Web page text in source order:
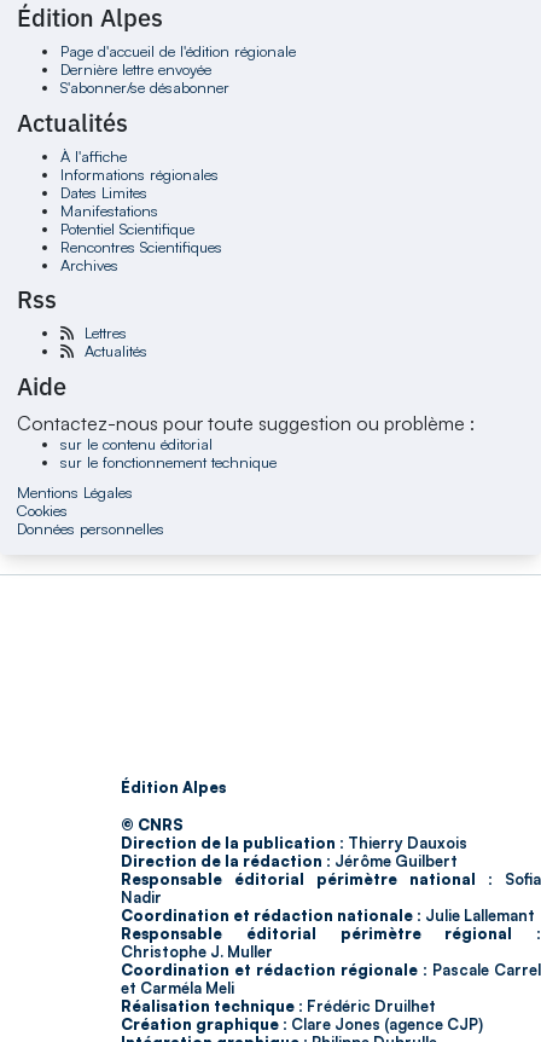
Édition Alpes
Page d'accueil de l'édition régionale
Dernière lettre envoyée
S'abonner/se désabonner
Actualités
À l'affiche
Informations régionales
Dates Limites
Manifestations
Potentiel Scientifique
Rencontres Scientifiques
Archives
Rss
Lettres
Actualités
Aide
Contactez-nous pour toute suggestion ou problème :
sur le contenu éditorial
sur le fonctionnement technique
Mentions Légales
Cookies
Données personnelles
Édition Alpes
© CNRS
Direction de la publication : Thierry Dauxois
Direction de la rédaction : Jérôme Guilbert
Responsable éditorial périmètre national : Sofia
Nadir
Coordination et rédaction nationale : Julie Lallemant
Responsable éditorial périmètre régional :
Christophe J. Muller
Coordination et rédaction régionale : Pascale Carrel
et Carméla Meli
Réalisation technique : Frédéric Druilhet
Création graphique : Clare Jones (agence CJP)